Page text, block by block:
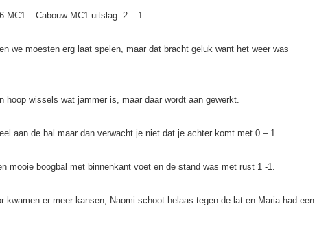
MC1 – Cabouw MC1 uitslag: 2 – 1
we moesten erg laat spelen, maar dat bracht geluk want het weer was
wissels wat jammer is, maar daar wordt aan gewerkt.
aan de bal maar dan verwacht je niet dat je achter komt met 0 – 1.
mooie boogbal met binnenkant voet en de stand was met rust 1 -1.
kwamen er meer kansen, Naomi schoot helaas tegen de lat en Maria had een